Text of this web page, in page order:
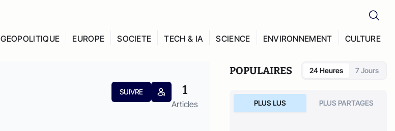
GEOPOLITIQUE EUROPE SOCIETE TECH & IA SCIENCE ENVIRONNEMENT CULTURE
SUIVRE 1
Articles
POPULAIRES 24 Heures 7 Jours
PLUS LUS PLUS PARTAGES